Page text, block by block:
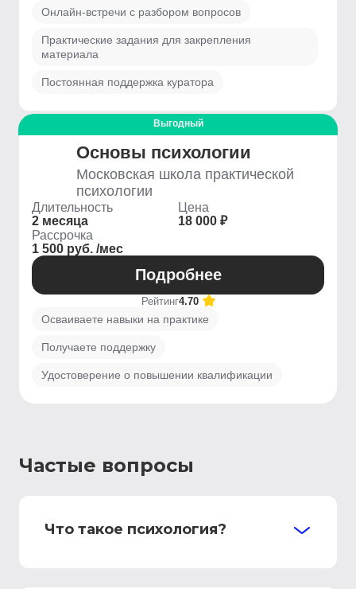
Онлайн-встречи с разбором вопросов
Практические задания для закрепления
материала
Постоянная поддержка куратора
Выгодный
Основы психологии
Московская школа практической
психологии
Длительность
2 месяца
Цена
18 000 ₽
Рассрочка
1 500 руб. /мес
Подробнее
Рейтинг4.70
Осваиваете навыки на практике
Получаете поддержку
Удостоверение о повышении квалификации
Частые вопросы
Что такое психология?